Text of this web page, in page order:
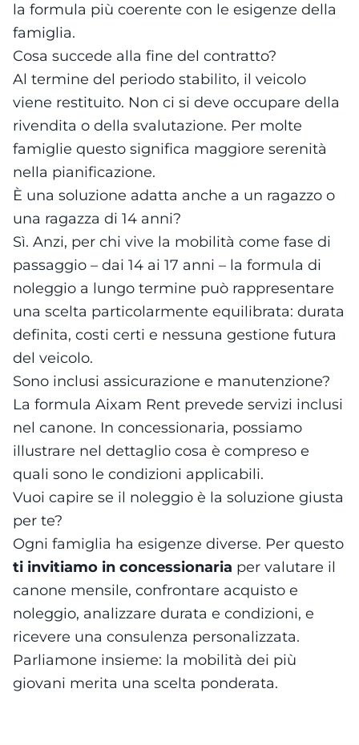
la formula più coerente con le esigenze della
famiglia.
Cosa succede alla fine del contratto?
Al termine del periodo stabilito, il veicolo
viene restituito. Non ci si deve occupare della
rivendita o della svalutazione. Per molte
famiglie questo significa maggiore serenità
nella pianificazione.
È una soluzione adatta anche a un ragazzo o
una ragazza di 14 anni?
Sì. Anzi, per chi vive la mobilità come fase di
passaggio – dai 14 ai 17 anni – la formula di
noleggio a lungo termine può rappresentare
una scelta particolarmente equilibrata: durata
definita, costi certi e nessuna gestione futura
del veicolo.
Sono inclusi assicurazione e manutenzione?
La formula Aixam Rent prevede servizi inclusi
nel canone. In concessionaria, possiamo
illustrare nel dettaglio cosa è compreso e
quali sono le condizioni applicabili.
Vuoi capire se il noleggio è la soluzione giusta
per te?
Ogni famiglia ha esigenze diverse. Per questo
ti invitiamo in concessionaria per valutare il
canone mensile, confrontare acquisto e
noleggio, analizzare durata e condizioni, e
ricevere una consulenza personalizzata.
Parliamone insieme: la mobilità dei più
giovani merita una scelta ponderata.